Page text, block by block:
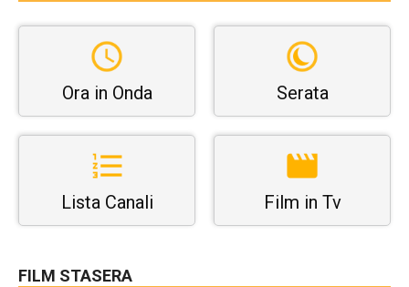
Ora in Onda Serata
Lista Canali Film in Tv
FILM STASERA